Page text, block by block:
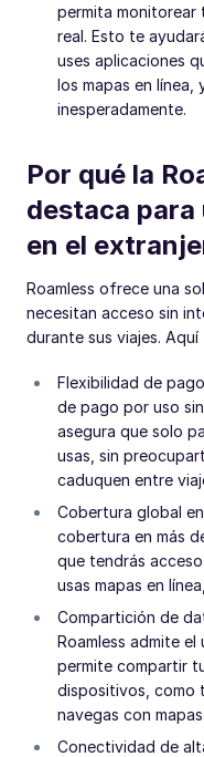
permita monitorear
real. Esto te
uses aplicaciones
los mapas en
inesperadamente.
Por qué la
destaca para
en el
Roamless ofrece una
necesitan acceso sin
durante sus viajes.
Flexibilidad de
de pago por uso
asegura que solo
usas, sin
caduquen entre
Cobertura global
cobertura en más
que tendrás
usas mapas en
Compartición de
Roamless admite
permite compartir
dispositivos, como
navegas con
Conectividad de